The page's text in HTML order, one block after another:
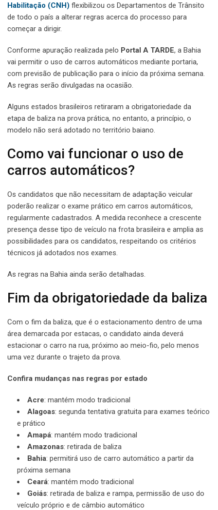
Habilitação (CNH) flexibilizou os Departamentos de Trânsito
de todo o país a alterar regras acerca do processo para
começar a dirigir.
Conforme apuração realizada pelo Portal A TARDE, a Bahia
vai permitir o uso de carros automáticos mediante portaria,
com previsão de publicação para o início da próxima semana.
As regras serão divulgadas na ocasião.
Alguns estados brasileiros retiraram a obrigatoriedade da
etapa de baliza na prova prática, no entanto, a princípio, o
modelo não será adotado no território baiano.
Como vai funcionar o uso de
carros automáticos?
Os candidatos que não necessitam de adaptação veicular
poderão realizar o exame prático em carros automáticos,
regularmente cadastrados. A medida reconhece a crescente
presença desse tipo de veículo na frota brasileira e amplia as
possibilidades para os candidatos, respeitando os critérios
técnicos já adotados nos exames.
As regras na Bahia ainda serão detalhadas.
Fim da obrigatoriedade da baliza
Com o fim da baliza, que é o estacionamento dentro de uma
área demarcada por estacas, o candidato ainda deverá
estacionar o carro na rua, próximo ao meio-fio, pelo menos
uma vez durante o trajeto da prova.
Confira mudanças nas regras por estado
Acre: mantém modo tradicional
Alagoas: segunda tentativa gratuita para exames teórico
e prático
Amapá: mantém modo tradicional
Amazonas: retirada de baliza
Bahia: permitirá uso de carro automático a partir da
próxima semana
Ceará: mantém modo tradicional
Goiás: retirada de baliza e rampa, permissão de uso do
veículo próprio e de câmbio automático